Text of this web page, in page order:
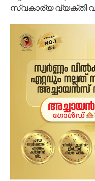
സ്വകാര്യ വ്യക്തി